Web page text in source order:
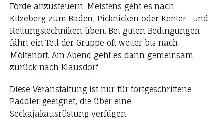
Förde anzusteuern. Meistens geht es nach
Kitzeberg zum Baden, Picknicken oder Kenter- und
Rettungstechniken üben. Bei guten Bedingungen
fährt ein Teil der Gruppe oft weiter bis nach
Möltenort. Am Abend geht es dann gemeinsam
zurück nach Klausdorf.
Diese Veranstaltung ist nur für fortgeschrittene
Paddler geeignet, die über eine
Seekajakausrüstung verfügen.